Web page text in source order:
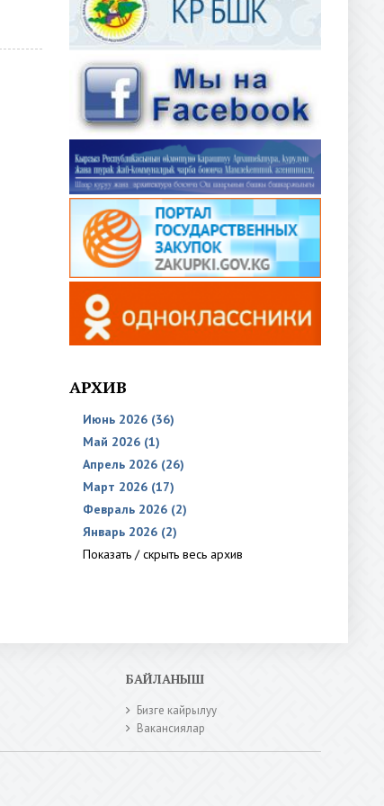
АРХИВ
Июнь 2026 (36)
Май 2026 (1)
Апрель 2026 (26)
Март 2026 (17)
Февраль 2026 (2)
Январь 2026 (2)
Показать / скрыть весь архив
БАЙЛАНЫШ
Бизге кайрылуу
Вакансиялар